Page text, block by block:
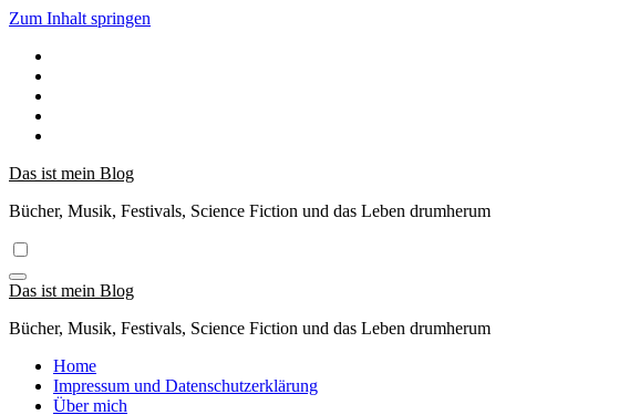
Zum Inhalt springen
Das ist mein Blog
Bücher, Musik, Festivals, Science Fiction und das Leben drumherum
Das ist mein Blog
Bücher, Musik, Festivals, Science Fiction und das Leben drumherum
Home
Impressum und Datenschutzerklärung
Über mich